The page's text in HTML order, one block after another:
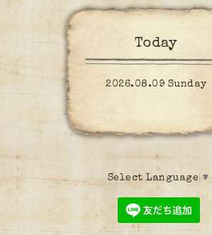
Today
2026.08.09 Sunday
Select Language ▼